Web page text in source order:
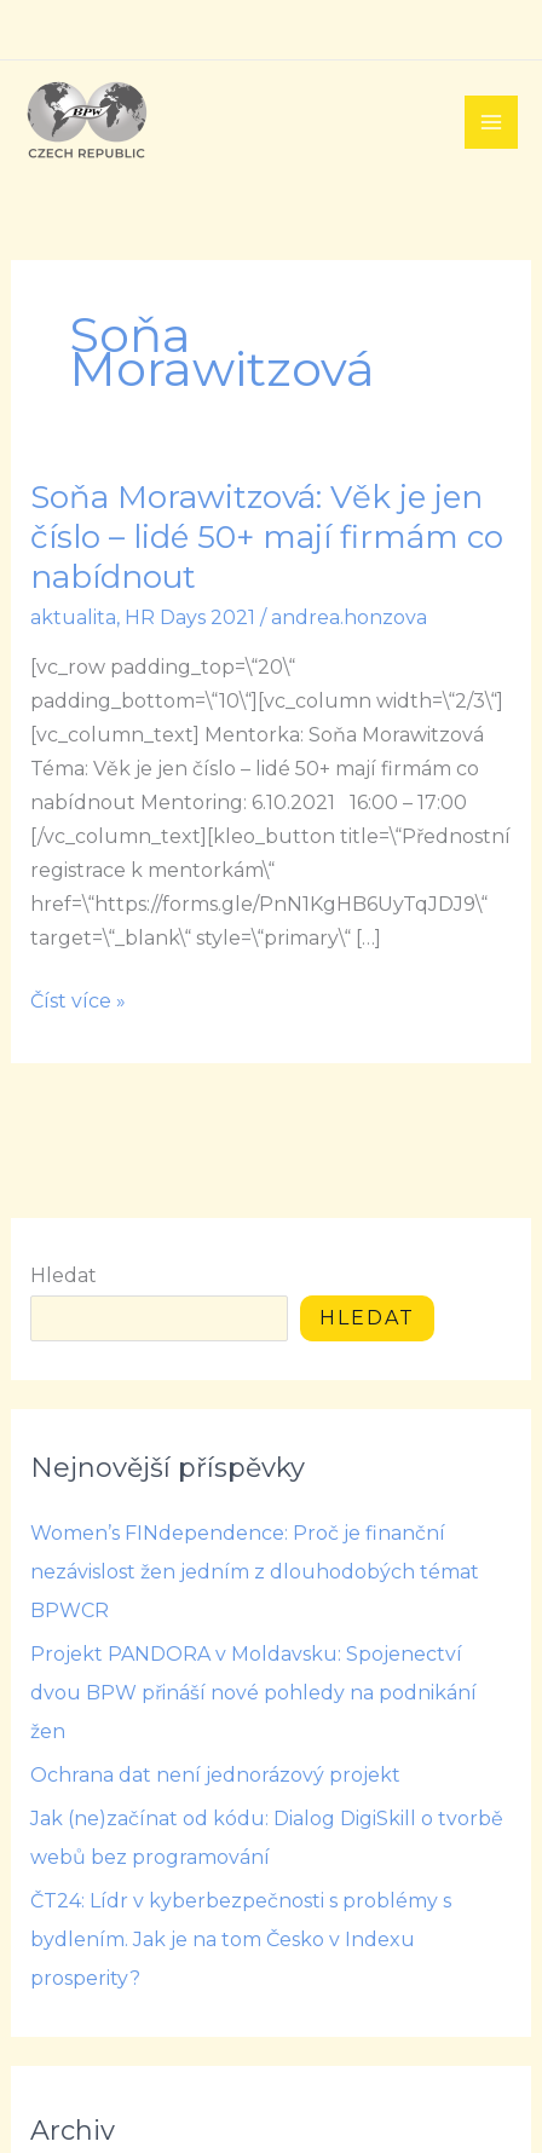
obsah
Soňa
Morawitzová
Soňa Morawitzová: Věk je jen
číslo – lidé 50+ mají firmám co
nabídnout
aktualita, HR Days 2021 / andrea.honzova
[vc_row padding_top=\“20\“
padding_bottom=\“10\“][vc_column width=\“2/3\“]
[vc_column_text] Mentorka: Soňa Morawitzová
Téma: Věk je jen číslo – lidé 50+ mají firmám co
nabídnout Mentoring: 6.10.2021 16:00 – 17:00
[/vc_column_text][kleo_button title=\“Přednostní
registrace k mentorkám\“
href=\“https://forms.gle/PnN1KgHB6UyTqJDJ9\“
target=\“_blank\“ style=\“primary\“ […]
Soňa
Morawitzová:
je
jen
číslo
–
lidé
50+
mají
firmám
co
nabídnout
Číst více »
Hledat
HLEDAT
Nejnovější příspěvky
Women’s FINdependence: Proč je finanční
nezávislost žen jedním z dlouhodobých témat
BPWCR
Projekt PANDORA v Moldavsku: Spojenectví
dvou BPW přináší nové pohledy na podnikání
žen
Ochrana dat není jednorázový projekt
Jak (ne)začínat od kódu: Dialog DigiSkill o tvorbě
webů bez programování
ČT24: Lídr v kyberbezpečnosti s problémy s
bydlením. Jak je na tom Česko v Indexu
prosperity?
Archiv